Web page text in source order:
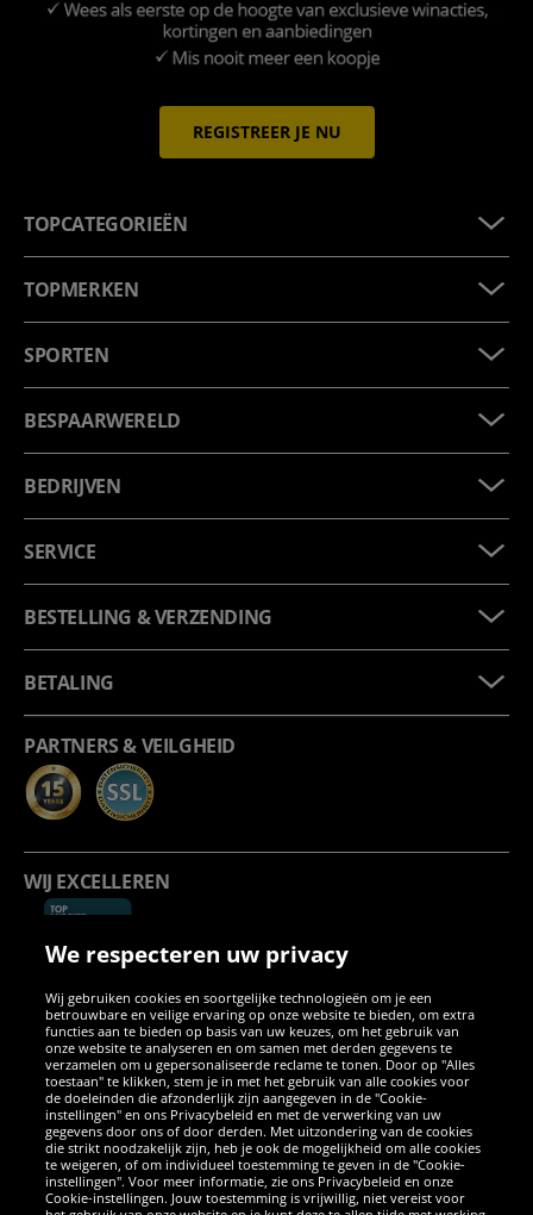
REGISTREER JE NU
TOPCATEGORIEËN
TOPMERKEN
SPORTEN
BESPAARWERELD
BEDRIJVEN
SERVICE
BESTELLING & VERZENDING
BETALING
PARTNERS & VEILGHEID
WIJ EXCELLEREN
SOCIALE MEDIA
FacebookInstagram
WhatsApp
TikTokTwitterYouTube
APPS
We respecteren uw privacy
Wij gebruiken cookies en soortgelijke technologieën om je een
betrouwbare en veilige ervaring op onze website te bieden, om extra
functies aan te bieden op basis van uw keuzes, om het gebruik van
onze website te analyseren en om samen met derden gegevens te
verzamelen om u gepersonaliseerde reclame te tonen. Door op "Alles
toestaan" te klikken, stem je in met het gebruik van alle cookies voor
de doeleinden die afzonderlijk zijn aangegeven in de "Cookie-
instellingen" en ons Privacybeleid en met de verwerking van uw
gegevens door ons of door derden. Met uitzondering van de cookies
die strikt noodzakelijk zijn, heb je ook de mogelijkheid om alle cookies
te weigeren, of om individueel toestemming te geven in de "Cookie-
instellingen". Voor meer informatie, zie ons Privacybeleid en onze
Cookie-instellingen. Jouw toestemming is vrijwillig, niet vereist voor